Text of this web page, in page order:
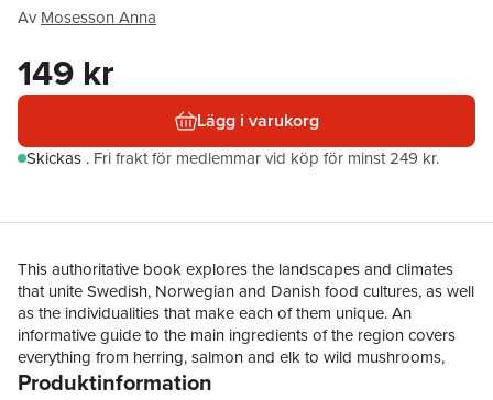
Av Mosesson Anna
149 kr
Lägg i varukorg
Skickas . Fri frakt för medlemmar vid köp för minst 249 kr.
This authoritative book explores the landscapes and climates
that unite Swedish, Norwegian and Danish food cultures, as well
as the individualities that make each of them unique. An
informative guide to the main ingredients of the region covers
everything from herring, salmon and elk to wild mushrooms,
cloudberries and crispbread. The recipe section includes
Produktinformation